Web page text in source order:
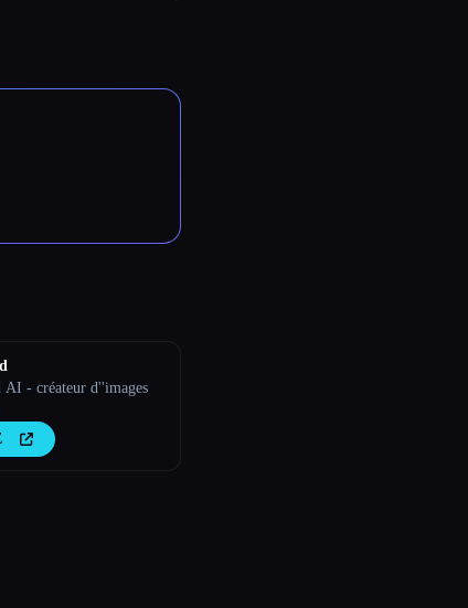
AI - créateur d''images